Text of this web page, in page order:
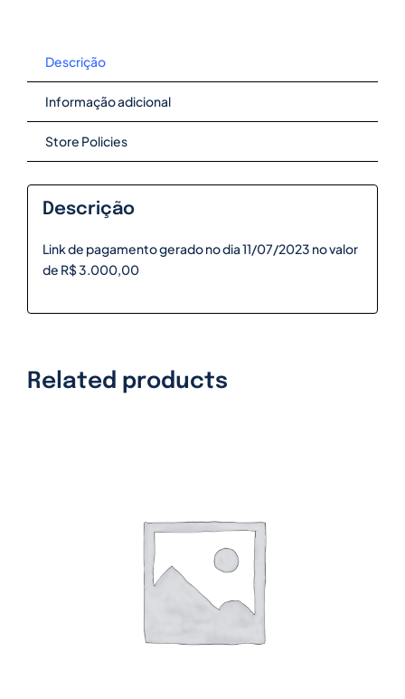
Descrição
Informação adicional
Store Policies
Descrição
Link de pagamento gerado no dia 11/07/2023 no valor
de R$ 3.000,00
Related products